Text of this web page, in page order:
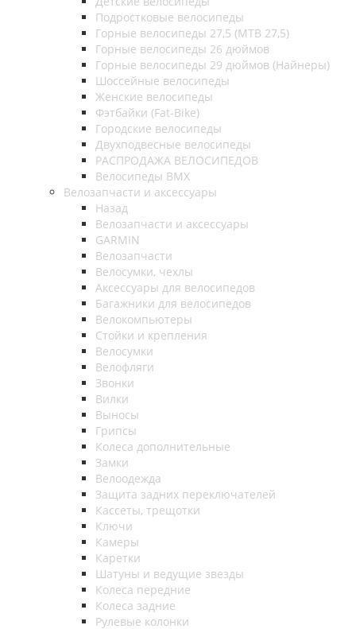
Подростковые велосипеды
Горные велосипеды 27,5 (MTB 27,5)
Горные велосипеды 26 дюймов
Горные велосипеды 29 дюймов (Найнеры)
Шоссейные велосипеды
Женские велосипеды
Фэтбайки (Fat-Bike)
Городские велосипеды
Двухподвесные велосипеды
РАСПРОДАЖА ВЕЛОСИПЕДОВ
Велосипеды BMX
Велозапчасти и аксессуары
Назад
Велозапчасти и аксессуары
GARMIN
Велозапчасти
Велосумки, чехлы
Аксессуары для велосипедов
Багажники для велосипедов
Велокомпьютеры
Стойки и крепления
Велосумки
Велофляги
Звонки
Вилки
Выносы
Грипсы
Колеса дополнительные
Замки
Велоодежда
Защита задних переключателей
Кассеты, трещотки
Ключи
Камеры
Каретки
Шатуны и ведущие звезды
Колеса передние
Колеса задние
Рулевые колонки